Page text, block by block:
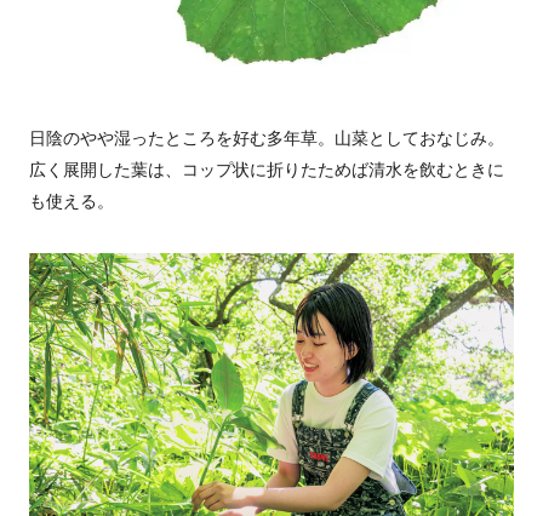
日陰のやや湿ったところを好む多年草。山菜としておなじみ。
広く展開した葉は、コップ状に折りたためば清水を飲むときに
も使える。